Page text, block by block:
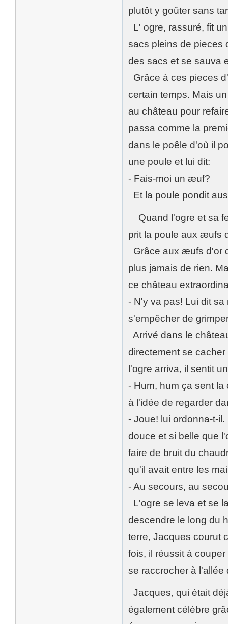
plutôt y goûter sans
L' ogre, rassuré, fit
sacs pleins de pieces
des sacs et se sauva
Grâce à ces pieces
certain temps. Mais
au château pour
passa comme la
dans le poêle d'où il
une poule et lui dit:
- Fais-moi un æuf?
Et la poule pondit
Quand l'ogre et sa
prit la poule aux æufs
Grâce aux æufs d'or
plus jamais de rien.
ce château
- N'y va pas! Lui dit sa
s'empêcher de
Arrivé dans le
directement se
l'ogre arriva, il sentit
- Hum, hum ça sent la
à l'idée de regarder
- Joue! lui ordonna-t-
douce et si belle que
faire de bruit du
qu'il avait entre les
- Au secours, au
L'ogre se leva et se
descendre le long du
terre, Jacques courut
fois, il réussit à
se raccrocher à l'allée
Jacques, qui était
également célèbre